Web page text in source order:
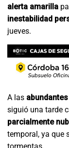
alerta amarilla
inestabilidad
jueves.
A las
siguió una tarde
parcialmente
temporal, ya que